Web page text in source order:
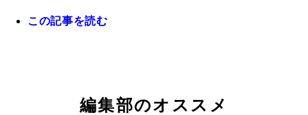
この記事を読む
編集部のオススメ